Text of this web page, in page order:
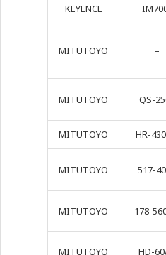
KEYENCE
MITUTOYO –
MITUTOYO QS-
MITUTOYO HR-
MITUTOYO 517-
MITUTOYO 178-
MITUTOYO HD-